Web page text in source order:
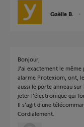
Gaëlle B.
Bonjour,
J'ai exactement le
alarme Protexiom, ont,
aussi le porte anneau
jeter l'électronique qui
Il s'agit d'une
Cordialement.